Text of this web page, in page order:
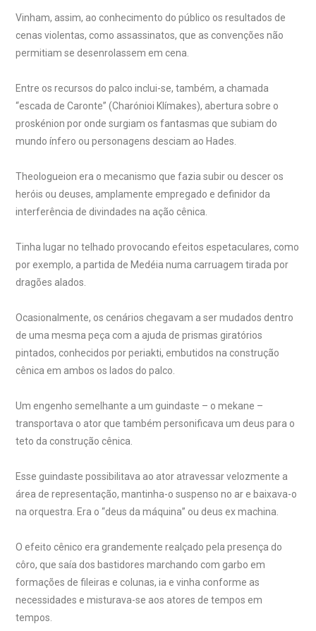
Vinham, assim, ao conhecimento do público os resultados de
cenas violentas, como assassinatos, que as convenções não
permitiam se desenrolassem em cena.
Entre os recursos do palco inclui-se, também, a chamada
“escada de Caronte” (Charónioi Klímakes), abertura sobre o
proskénion por onde surgiam os fantasmas que subiam do
mundo ínfero ou personagens desciam ao Hades.
Theologueion era o mecanismo que fazia subir ou descer os
heróis ou deuses, amplamente empregado e definidor da
interferência de divindades na ação cênica.
Tinha lugar no telhado provocando efeitos espetaculares, como
por exemplo, a partida de Medéia numa carruagem tirada por
dragões alados.
Ocasionalmente, os cenários chegavam a ser mudados dentro
de uma mesma peça com a ajuda de prismas giratórios
pintados, conhecidos por periakti, embutidos na construção
cênica em ambos os lados do palco.
Um engenho semelhante a um guindaste – o mekane –
transportava o ator que também personificava um deus para o
teto da construção cênica.
Esse guindaste possibilitava ao ator atravessar velozmente a
área de representação, mantinha-o suspenso no ar e baixava-o
na orquestra. Era o “deus da máquina” ou deus ex machina.
O efeito cênico era grandemente realçado pela presença do
côro, que saía dos bastidores marchando com garbo em
formações de fileiras e colunas, ia e vinha conforme as
necessidades e misturava-se aos atores de tempos em
tempos.